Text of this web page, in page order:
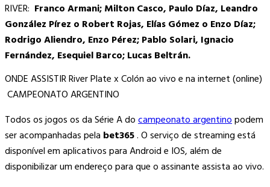
RIVER: Franco Armani; Milton Casco, Paulo Díaz, Leandro
González Pírez o Robert Rojas, Elías Gómez o Enzo Díaz;
Rodrigo Aliendro, Enzo Pérez; Pablo Solari, Ignacio
Fernández, Esequiel Barco; Lucas Beltrán.
ONDE ASSISTIR River Plate x Colón ao vivo e na internet (online)
CAMPEONATO ARGENTINO
Todos os jogos os da Série A docampeonato argentinopodem
ser acompanhadas pela bet365. O serviço de streaming está
disponível em aplicativos para Android e IOS, além de
disponibilizar um endereço para que o assinante assista ao vivo.